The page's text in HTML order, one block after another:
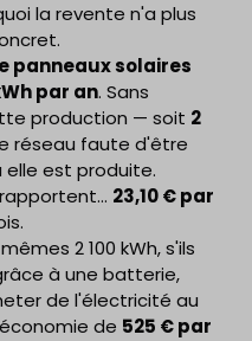
la revente n'a plus
panneaux solaires
par an. Sans
production — soit 2
réseau faute d'être
est produite.
rapportent… 23,10 € par
2 100 kWh, s'ils
à une batterie,
de l'électricité au
de 525 € par